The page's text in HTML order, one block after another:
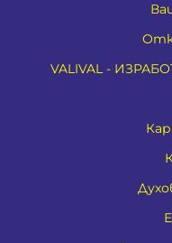
VALIVAL -